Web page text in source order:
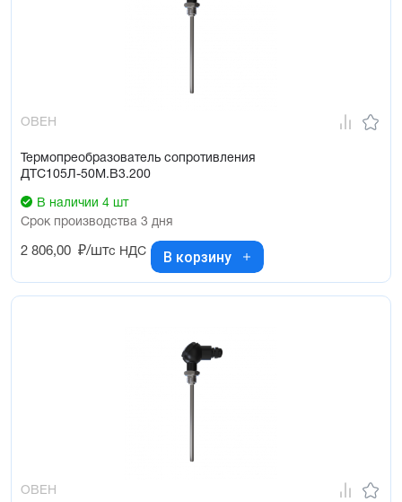
ОВЕН
Термопреобразователь сопротивления
ДТС105Л-50М.В3.200
В наличии 4 шт
Срок производства 3 дня
2 806,00 ₽/штс НДС В корзину
ОВЕН